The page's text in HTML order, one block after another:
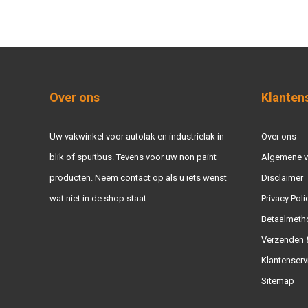
Over ons
Uw vakwinkel voor autolak en industrielak in
blik of spuitbus. Tevens voor uw non paint
producten. Neem contact op als u iets wenst
wat niet in de shop staat.
Over ons
Algemene
Disclaimer
Privacy
Verzenden
Sitemap